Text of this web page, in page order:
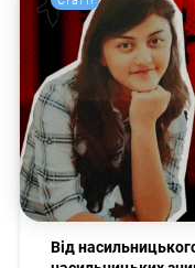
Від